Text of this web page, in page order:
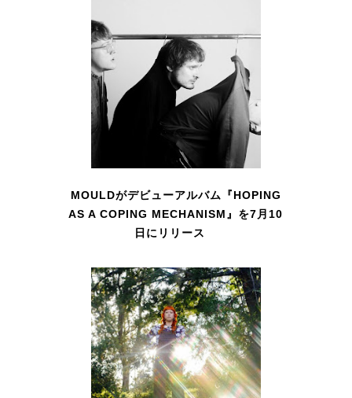
MOULDがデビューアルバム『HOPING
AS A COPING MECHANISM』を7月10
日にリリース